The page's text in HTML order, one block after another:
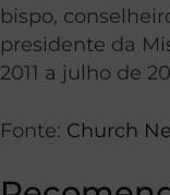
bispo,
presidente da
2011 a julho de
Fonte: Church